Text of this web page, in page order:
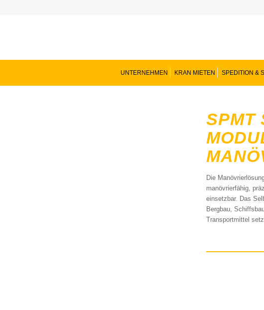
UNTERNEHMEN KRAN MIETEN SPEDITION &
SPMT
Die
manövrierfähig,
einsetzbar. Das
Bergbau,
Transportmittel